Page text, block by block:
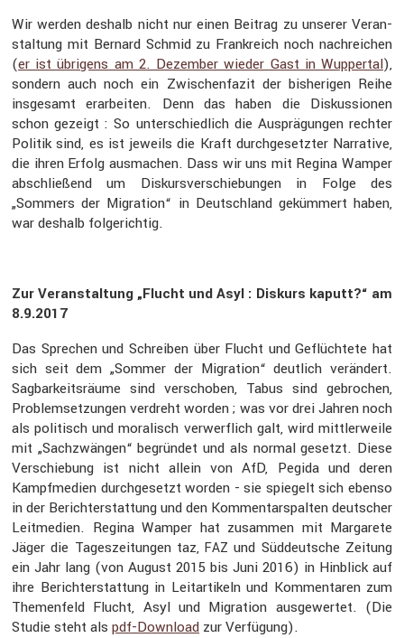
Wir werden deshalb nicht nur einen Beitrag zu unserer Veran­
stal­tung mit Bernard Schmid zu Frank­reich noch nachrei­chen
(er ist übrigens am 2. Dezember wieder Gast in Wuppertal),
sondern auch noch ein Zwischen­fazit der bishe­rigen Reihe
insge­samt erarbeiten. Denn das haben die Diskus­sionen
schon gezeigt : So unter­schied­lich die Ausprä­gungen rechter
Politik sind, es ist jeweils die Kraft durch­ge­setzter Narra­tive,
die ihren Erfolg ausma­chen. Dass wir uns mit Regina Wamper
abschlie­ßend um Diskurs­ver­schie­bungen in Folge des
„Sommers der Migra­tion“ in Deutsch­land geküm­mert haben,
war deshalb folge­richtig.
Zur Veran­stal­tung „Flucht und Asyl : Diskurs kaputt?“ am
8.9.2017
Das Sprechen und Schreiben über Flucht und Geflüch­tete hat
sich seit dem „Sommer der Migra­tion“ deutlich verän­dert.
Sagbar­keits­räume sind verschoben, Tabus sind gebro­chen,
Problem­set­zungen verdreht worden ; was vor drei Jahren noch
als politisch und moralisch verwerf­lich galt, wird mittler­weile
mit „Sachzwängen“ begründet und als normal gesetzt. Diese
Verschie­bung ist nicht allein von AfD, Pegida und deren
Kampf­me­dien durch­ge­setzt worden - sie spiegelt sich ebenso
in der Bericht­erstat­tung und den Kommen­tar­spalten deutscher
Leitme­dien. Regina Wamper hat zusammen mit Marga­rete
Jäger die Tages­zei­tungen taz,FAZ und Süddeut­sche Zeitung
ein Jahr lang (von August 2015 bis Juni 2016) in Hinblick auf
ihre Bericht­erstat­tung in Leitar­ti­keln und Kommen­taren zum
Themen­feld Flucht, Asyl und Migra­tion ausge­wertet. (Die
Studie steht als pdf-Download zur Verfü­gung).